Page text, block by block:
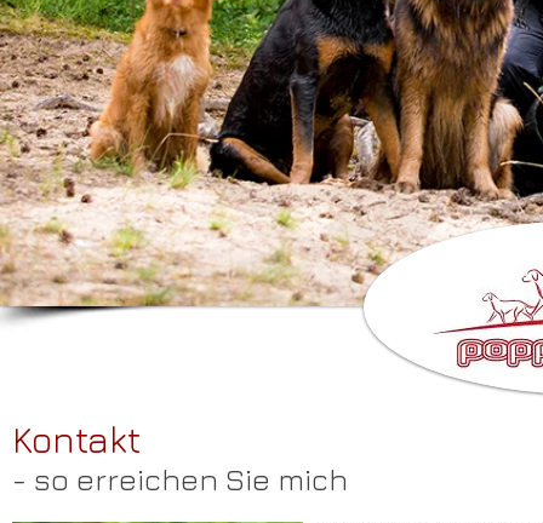
Kontakt
- so erreichen Sie mich